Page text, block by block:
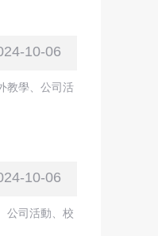
10-06
教學、公司活
10-06
公司活動、校